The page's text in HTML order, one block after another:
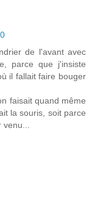
de l'avant avec
parce que j'insiste
il fallait faire bouger
faisait quand même
la souris, soit parce